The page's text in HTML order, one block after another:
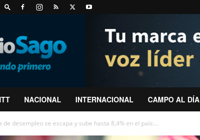
NACIONAL INTERNACIONAL CAMPO AL DÍA
de desempleo se escapa y sube hasta 8,4% en el país:...